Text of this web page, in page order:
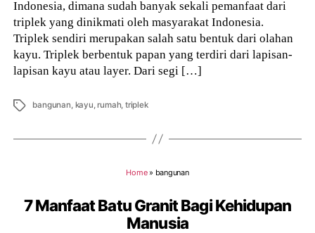
Indonesia, dimana sudah banyak sekali pemanfaat dari
triplek yang dinikmati oleh masyarakat Indonesia.
Triplek sendiri merupakan salah satu bentuk dari olahan
kayu. Triplek berbentuk papan yang terdiri dari lapisan-
lapisan kayu atau layer. Dari segi […]
Tags bangunan, kayu,rumah, triplek
Home» bangunan
7 Manfaat Batu Granit Bagi Kehidupan
Manusia